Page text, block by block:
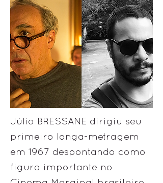
Júlio BRESSANE dirigiu seu
primeiro longa-metragem
em 1967 despontando como
figura importante no